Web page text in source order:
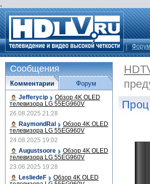
.
Форум
Сообщения
Комментарии
Jefferycip Обзор 4K OLED
телевизора LG 55EG960V
26.08.2025 21:28
RaymondRal
Обзор 4K OLED
телевизора LG 55EG960V
24.08.2025 19:02
Augustsoore
Обзор 4K OLED
телевизора LG 55EG960V
23.06.2025 19:28
LesliedeF
Обзор 4K OLED
Форум